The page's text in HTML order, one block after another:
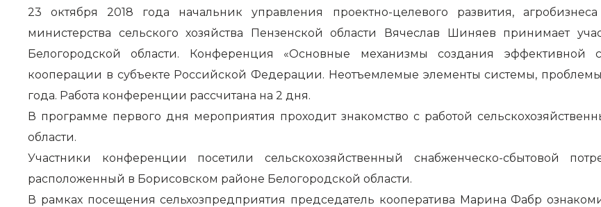
23 октября 2018 года начальник управления проектно-целевого развития,
министерства сельского хозяйства Пензенской области Вячеслав Шиняев принимает
Белогородской области. Конференция «Основные механизмы создания эффективной
кооперации в субъекте Российской Федерации. Неотъемлемые элементы системы,
года. Работа конференции рассчитана на 2 дня.
В программе первого дня мероприятия проходит знакомство с работой
области.
Участники конференции посетили сельскохозяйственный снабженческо-сбытовой
расположенный в Борисовском районе Белогородской области.
В рамках посещения сельхозпредприятия председатель кооператива Марина Фабр